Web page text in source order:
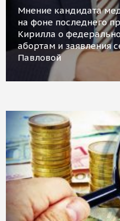
Мнение кандидата
на фоне последнего
Кирилла о
абортам и заявления
Павловой